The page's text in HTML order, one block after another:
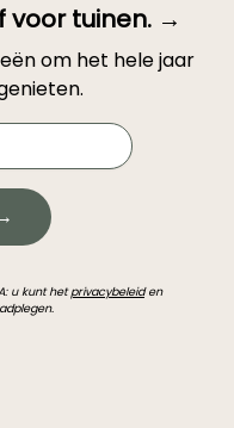
voor tuinen. →
om het hele jaar
u kunt hetprivacybeleiden